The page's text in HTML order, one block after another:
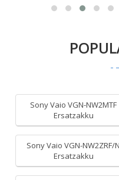
Sony Vaio VGN-NW2MTF
Ersatzakku
Sony Vaio VGN-NW2ZRF/N
Ersatzakku